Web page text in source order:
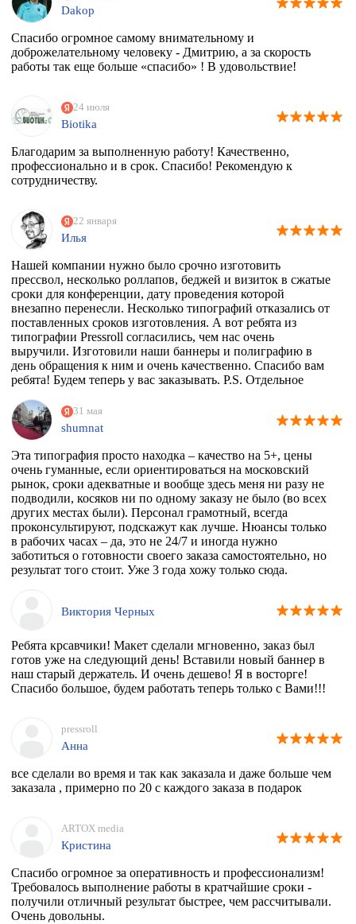
Dakop
Спасибо огромное самому внимательному и
доброжелательному человеку - Дмитрию, а за скорость
работы так еще больше «спасибо» ! В удовольствие!
24 июля
Biotika
Благодарим за выполненную работу! Качественно,
профессионально и в срок. Спасибо! Рекомендую к
сотрудничеству.
22 января
Илья
Нашей компании нужно было срочно изготовить
прессвол, несколько роллапов, беджей и визиток в сжатые
сроки для конференции, дату проведения которой
внезапно перенесли. Несколько типографий отказались от
поставленных сроков изготовления. А вот ребята из
типографии Pressroll согласились, чем нас очень
выручили. Изготовили наши баннеры и полиграфию в
день обращения к ним и очень качественно. Спасибо вам
ребята! Будем теперь у вас заказывать. P.S. Отдельное
заказа квалифицированно всё растолковал и в
последствии сообщал нам о степени готовности заказа,
т.к. сроки нас поджимали.
31 мая
shumnat
Эта типография просто находка – качество на 5+, цены
очень гуманные, если ориентироваться на московский
рынок, сроки адекватные и вообще здесь меня ни разу не
подводили, косяков ни по одному заказу не было (во всех
других местах были). Персонал грамотный, всегда
проконсультируют, подскажут как лучше. Нюансы только
в рабочих часах – да, это не 24/7 и иногда нужно
заботиться о готовности своего заказа самостоятельно, но
результат того стоит. Уже 3 года хожу только сюда.
Виктория Черных
Ребята крсавчики! Макет сделали мгновенно, заказ был
готов уже на следующий день! Вставили новый баннер в
наш старый держатель. И очень дешево! Я в восторге!
Спасибо большое, будем работать теперь только с Вами!!!
pressroll
Анна
все сделали во время и так как заказала и даже больше чем
заказала , примерно по 20 с каждого заказа в подарок
ARTOX media
Кристина
Спасибо огромное за оперативность и профессионализм!
Требовалось выполнение работы в кратчайшие сроки -
получили отличный результат быстрее, чем рассчитывали.
Очень довольны.